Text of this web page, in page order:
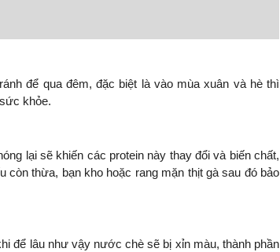
để qua đêm, đặc biệt là vào mùa xuân và hè thì
khỏe.
lại sẽ khiến các protein này thay đổi và biến chất,
còn thừa, bạn kho hoặc rang mặn thịt gà sau đó bảo
để lâu như vậy nước chè sẽ bị xỉn màu, thành phần